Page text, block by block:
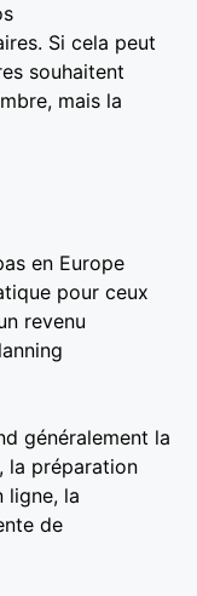
Si cela peut
souhaitent
mais la
en Europe
pour ceux
revenu
généralement la
la préparation
ligne, la
de